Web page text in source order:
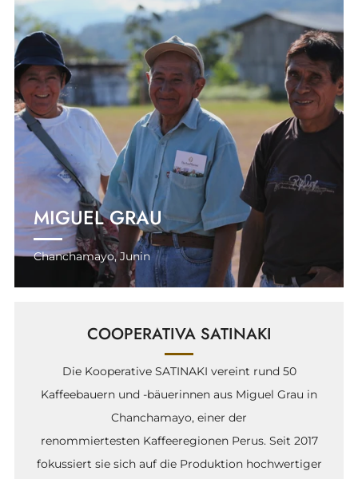
MIGUEL GRAU
Chanchamayo, Junin
COOPERATIVA SATINAKI
Die Kooperative SATINAKI vereint rund 50
Kaffeebauern und -bäuerinnen aus Miguel Grau in
Chanchamayo, einer der
renommiertesten Kaffeeregionen Perus. Seit 2017
fokussiert sie sich auf die Produktion hochwertiger